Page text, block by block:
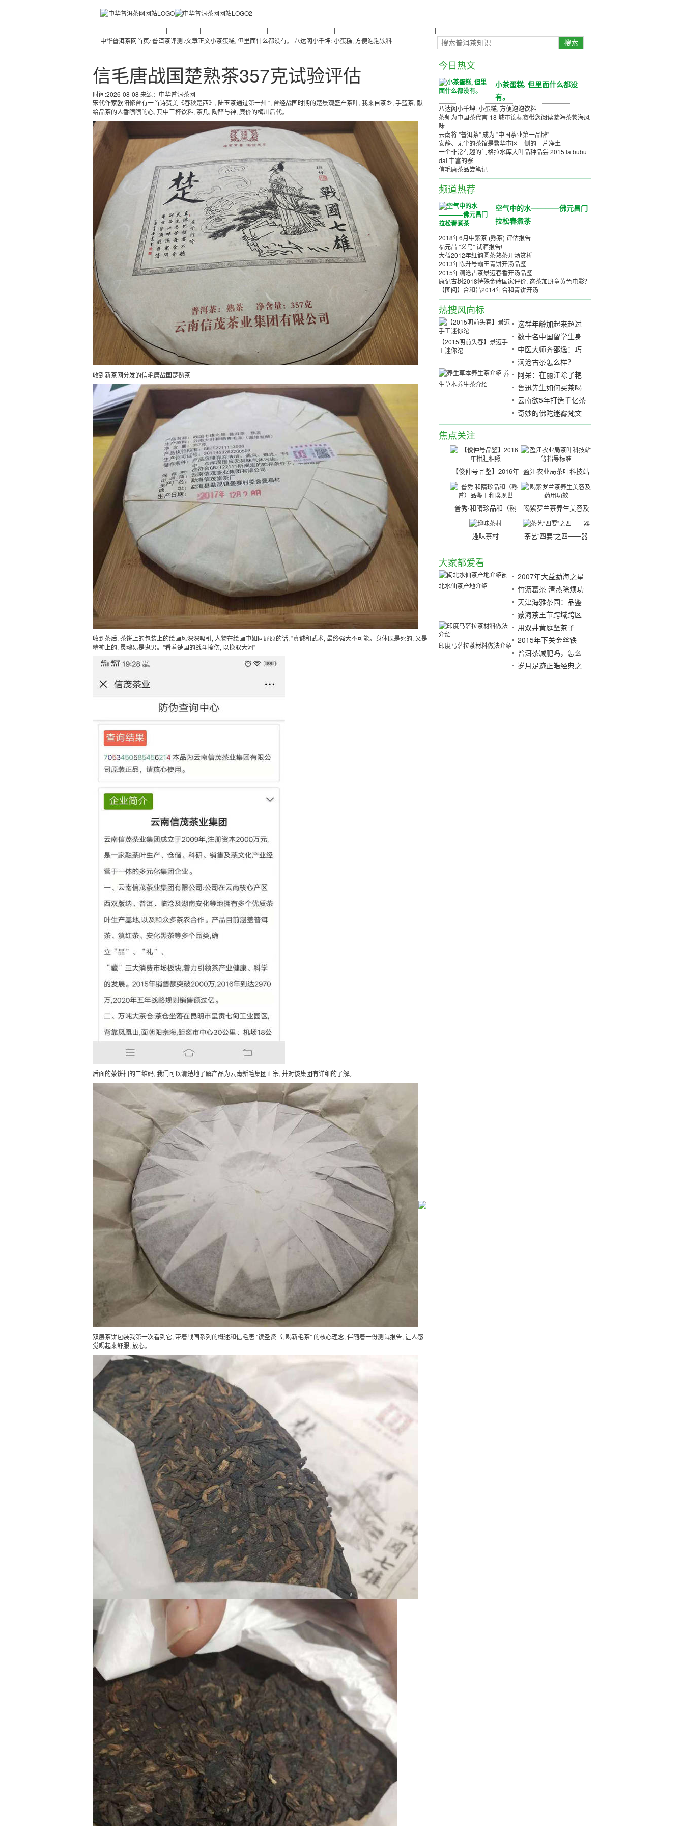
| | | | | | | | | | |
中华普洱茶网首页/普洱茶评测/文章正文小茶蛋糕, 但里面什么都没有。 八达阁小千坤: 小蛋糕, 方便泡泡饮料
信毛唐战国楚熟茶357克试验评估
时间:2026-08-08 来源： 中华普洱茶网
宋代作家欧阳修曾有一首诗赞美《春秋楚西》, 陆玉茶通过第一州 ", 曾经战国时期的楚景观盛产茶叶, 我来自茶乡, 手篮茶, 献
给品茶的人香喷喷的心, 其中三杯饮料, 茶几, 陶醉与神, 廉价的梅川后代。
收到新茶网分发的信毛唐战国楚熟茶
收到茶后, 茶饼上的包装上的绘画风深深吸引, 人物在绘画中如同屈原的话, "真诚和武术, 最终强大不可能。身体既是死的, 又是
精神上的, 灵魂易是鬼男。"看着楚国的战斗擦伤, 以换取大河"
后面的茶饼扫的二维码, 我们可以清楚地了解产品为云南新毛集团正宗, 并对该集团有详细的了解。
双层茶饼包装我第一次看到它, 带着战国系列的概述和信毛唐 "读圣贤书, 喝新毛茶" 的核心理念, 伴随着一份测试报告, 让人感
觉喝起来舒服, 放心。
今日热文
小茶蛋糕, 但里面什么都没
有。
八达阁小千坤: 小蛋糕, 方便泡泡饮料
茶师为中国茶代言-18 城市锦标赛带您阅读蒙海茶蒙海风
味
云南将 "普洱茶" 成为 "中国茶业第一品牌"
安静、无尘的茶馆是繁华市区一侧的一片净土
一个非常有趣的门格拉水库大叶品种品尝 2015 la bubu
dai 丰富的寨
信毛唐茶品尝笔记
频道热荐
空气中的水————佛元昌门
拉松春煮茶
2018年6月中紫茶 (熟茶) 评估报告
福元昌 "义乌" 试酒报告!
大益2012年红韵圆茶熟茶开汤赏析
2013年陈升号霸王青饼开汤品鉴
2015年澜沧古茶景迈春香开汤品鉴
康记古树2018特殊金砖国家评价, 这茶加班章黄色电影？
【图阅】合和昌2014年合和青饼开汤
热搜风向标
【2015明前头春】景迈手
工迷你沱
这群年龄加起来超过
500岁的匠人， 在乡
下修炼世上最神秘的
祁门香！
数十名中国留学生身
穿和服体验日本茶道
中医大师齐邵逸：巧
用茶叶修复糖尿病
澜沧古茶怎么样？
养
生草本养生茶介绍
阿呆：在丽江除了艳
遇还能做什么？
鲁迅先生如何买茶喝
茶？
云南欲5年打造千亿茶
产业，增加茶种植面
积，规划新旅游路线
奇妙的佛陀迷雾梵文
2018年南照皇家拓品
焦点关注
盈江农业局茶叶科技站
等指导标准
【俊仲号品鉴】2016年
柑胆相照
喝紫罗兰茶养生美容及
药用功效
普秀·和隋珍品和（熟
普）品鉴丨和璞现世
茶艺“四要”之四——器
趣味茶村
大家都爱看
闽
北水仙茶产地介绍
2007年大益勐海之星
开汤品评
竹沥葛茶 清热除烦功
效
天津海雅茶园：品鉴
“真茶道水”
蒙海茶王节跨域跨区
域, 峰会论坛谈茶
印度马萨拉茶材料做法介绍
用双井黄庭坚茶子
2015年下关金丝铁
饼：一款生津持久、
滋味柔和的铁饼
普洱茶减肥吗，怎么
喝才能达到效果？
岁月足迹正皓经典之